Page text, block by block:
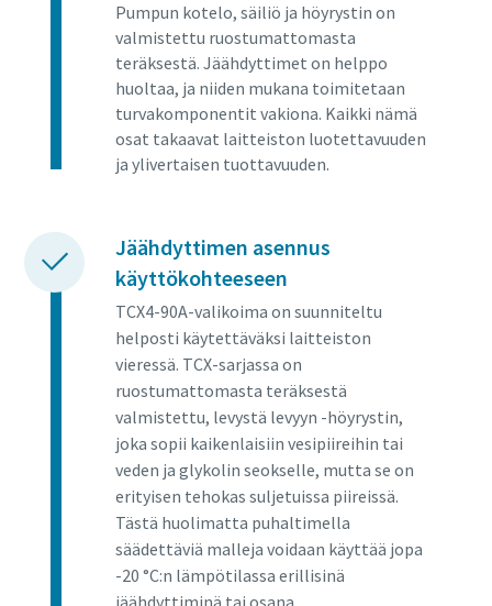
Pumpun kotelo, säiliö ja höyrystin on
valmistettu ruostumattomasta
teräksestä. Jäähdyttimet on helppo
huoltaa, ja niiden mukana toimitetaan
turvakomponentit vakiona. Kaikki nämä
osat takaavat laitteiston luotettavuuden
ja ylivertaisen tuottavuuden.
Jäähdyttimen asennus
käyttökohteeseen
TCX4-90A-valikoima on suunniteltu
helposti käytettäväksi laitteiston
vieressä. TCX-sarjassa on
ruostumattomasta teräksestä
valmistettu, levystä levyyn -höyrystin,
joka sopii kaikenlaisiin vesipiireihin tai
veden ja glykolin seokselle, mutta se on
erityisen tehokas suljetuissa piireissä.
Tästä huolimatta puhaltimella
säädettäviä malleja voidaan käyttää jopa
-20 °C:n lämpötilassa erillisinä